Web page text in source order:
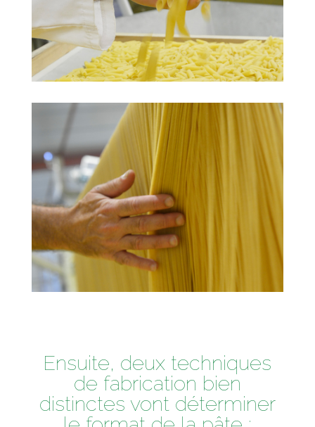
Ensuite, deux techniques
de fabrication bien
distinctes vont déterminer